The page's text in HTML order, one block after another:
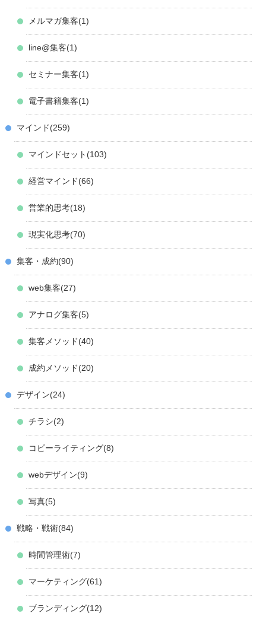
メルマガ集客 1
line@集客 1
セミナー集客 1
電子書籍集客 1
マインド 259
マインドセット 103
経営マインド 66
営業的思考 18
現実化思考 70
集客・成約 90
web集客 27
アナログ集客 5
集客メソッド 40
成約メソッド 20
デザイン 24
チラシ 2
コピーライティング 8
webデザイン 9
写真 5
戦略・戦術 84
時間管理術 7
マーケティング 61
ブランディング 12